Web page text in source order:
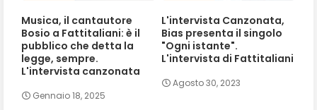
Musica, il cantautore
Bosio a Fattitaliani: è il
pubblico che detta la
legge, sempre.
L'intervista canzonata
Gennaio 18, 2025
L'intervista Canzonata,
Bias presenta il singolo
"Ogni istante".
L'intervista di Fattitaliani
Agosto 30, 2023